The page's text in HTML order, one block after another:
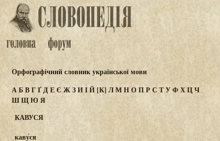
Орфографічний словник української мови
АБВГҐДЕЄ ЖЗИІЙ [К] ЛМНОПР СТУФХЦЧ
ШЩЮЯ
КАВУСЯ
каву́ся